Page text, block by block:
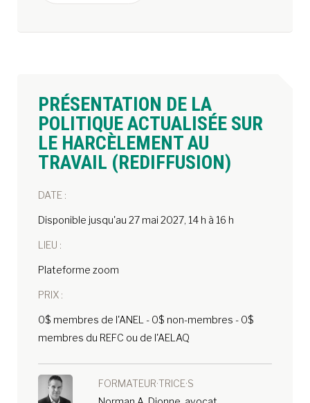
PRÉSENTATION DE LA
POLITIQUE ACTUALISÉE SUR
LE HARCÈLEMENT AU
TRAVAIL (REDIFFUSION)
DATE :
Disponible jusqu'au 27 mai 2027, 14 h à 16 h
LIEU :
Plateforme zoom
PRIX :
0$ membres de l'ANEL - 0$ non-membres - 0$
membres du REFC ou de l'AELAQ
FORMATEUR·TRICE·S